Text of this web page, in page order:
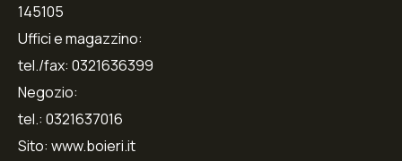
145105
Uffici e magazzino:
tel./fax: 0321636399
Negozio:
tel.: 0321637016
Sito: www.boieri.it